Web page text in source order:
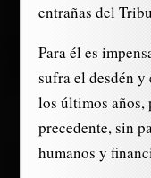
entrañas del
Para él es
sufra el desdén
los últimos años,
precedente, sin
humanos y